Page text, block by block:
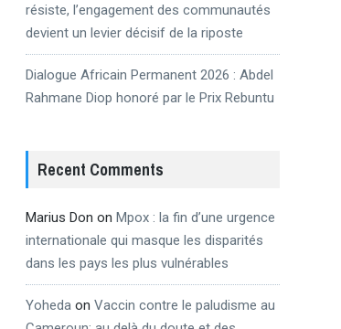
résiste, l’engagement des communautés
devient un levier décisif de la riposte
Dialogue Africain Permanent 2026 : Abdel
Rahmane Diop honoré par le Prix Rebuntu
Recent Comments
Marius Don on Mpox : la fin d’une urgence
internationale qui masque les disparités
dans les pays les plus vulnérables
Yoheda on Vaccin contre le paludisme au